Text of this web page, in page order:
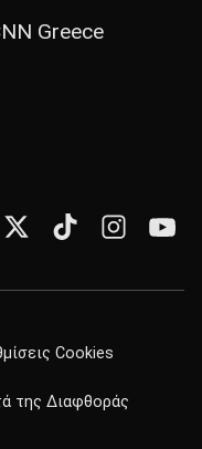
Greece
Cookies
της Διαφθοράς